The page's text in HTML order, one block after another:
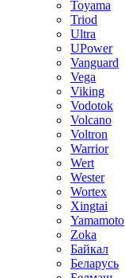
Toyama
Triod
Ultra
UPower
Vanguard
Vega
Viking
Vodotok
Volcano
Voltron
Warrior
Wert
Wester
Wortex
Xingtai
Yamamoto
Zoka
Байкал
Беларусь